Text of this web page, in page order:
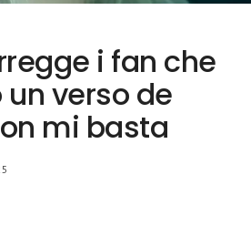
i fan che
verso de
mi basta